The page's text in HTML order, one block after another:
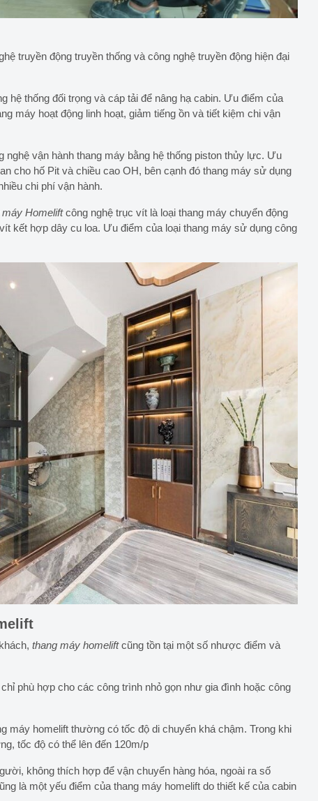
truyền động truyền thống và công nghệ truyền động hiện đại
hệ thống đối trọng và cáp tải để nâng hạ cabin. Ưu điểm của
máy hoạt động linh hoạt, giảm tiếng ồn và tiết kiệm chi vận
nghệ vận hành thang máy bằng hệ thống piston thủy lực. Ưu
cho hố Pit và chiều cao OH, bên cạnh đó thang máy sử dụng
chi phí vận hành.
máy Homeliftcông nghệ trục vít là loại thang máy chuyển động
kết hợp dây cu loa. Ưu điểm của loại thang máy sử dụng công
thang máy homeliftcũng tồn tại một số nhược điểm và
phù hợp cho các công trình nhỏ gọn như gia đình hoặc công
máy homelift thường có tốc độ di chuyển khá chậm. Trong khi
tốc độ có thể lên đến 120m/p
không thích hợp để vận chuyển hàng hóa, ngoài ra số
là một yếu điểm của thang máy homelift do thiết kế của cabin